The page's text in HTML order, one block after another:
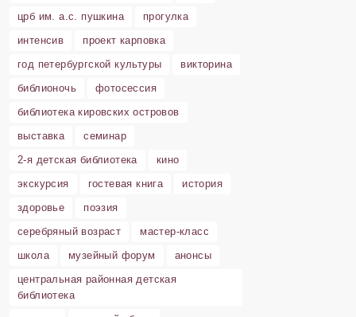
црб им. а.с. пушкина
прогулка
интенсив
проект карповка
год петербургской культуры
викторина
библионочь
фотосессия
библиотека кировских островов
выставка
семинар
2-я детская библиотека
кино
экскурсия
гостевая книга
история
здоровье
поэзия
серебряный возраст
мастер-класс
школа
музейный форум
анонсы
центральная районная детская
библиотека